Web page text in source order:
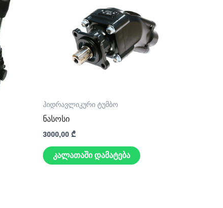
ჰიდრავლიკური ტუმბო
ნასოსი
3000,00 ₾
კალათაში დამატება